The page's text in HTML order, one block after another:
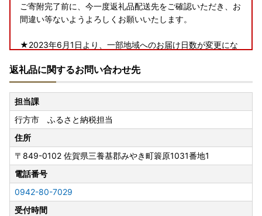
ご寄附完了前に、今一度返礼品配送先をご確認いただき、お
間違い等ないようよろしくお願いいたします。
★2023年6月1日より、一部地域へのお届け日数が変更にな
行方市ふるさと納税にて、返礼品配送を委託しているヤマト
運輸では、2023年6月1日（木）受付分から、下記の地域へ
のお届け日数および時間指定帯が変更となります。
賞味期限が短い一部返礼品（クール便配送）につきまして
は、下記対象地域含む一部地域へは配送できないこともござ
いますので、予めご了承くださいますよう、お願い申し上げ
ます。
＜対象地域＞
・島根県（松江市、安来市のみ対象）、広島県（福山市のみ
対象）、鳥取県、岡山県、徳島県、香川県、愛媛県、高知県
返礼品に関するお問い合わせ先
担当課
行方市 ふるさと納税担当
住所
〒849-0102 佐賀県三養基郡みやき町簑原1031番地1
電話番号
0942-80-7029
受付時間